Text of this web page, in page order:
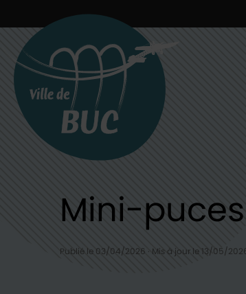
Mini-puces
Publié le 03/04/2026 · Mis à jour le 13/05/